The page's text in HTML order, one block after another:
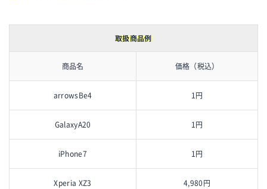
取扱商品例
商品名 価格（税込）
arrowsBe4 1円
GalaxyA20 1円
iPhone7 1円
Xperia XZ3 4,980円